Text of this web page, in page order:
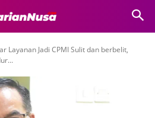
Layanan Jadi CPMI Sulit dan berbelit,